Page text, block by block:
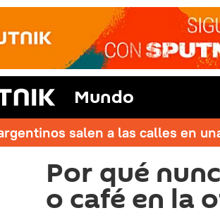
Mundo
salen a las calles en
Por qué
o café en la